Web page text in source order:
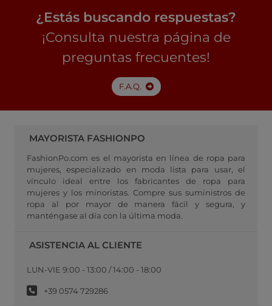
¿Estás buscando respuestas?
¡Consulta nuestra página de
preguntas frecuentes!
F.A.Q.
MAYORISTA FASHIONPO
FashionPo.com es el mayorista en línea de ropa para
mujeres, especializado en moda lista para usar, el
vínculo ideal entre los fabricantes de ropa para
mujeres y los minoristas. Compre sus suministros de
ropa al por mayor de manera fácil y segura, y
manténgase al día con la última moda.
ASISTENCIA AL CLIENTE
LUN-VIE 9:00 - 13:00 / 14:00 - 18:00
+39 0574 729286